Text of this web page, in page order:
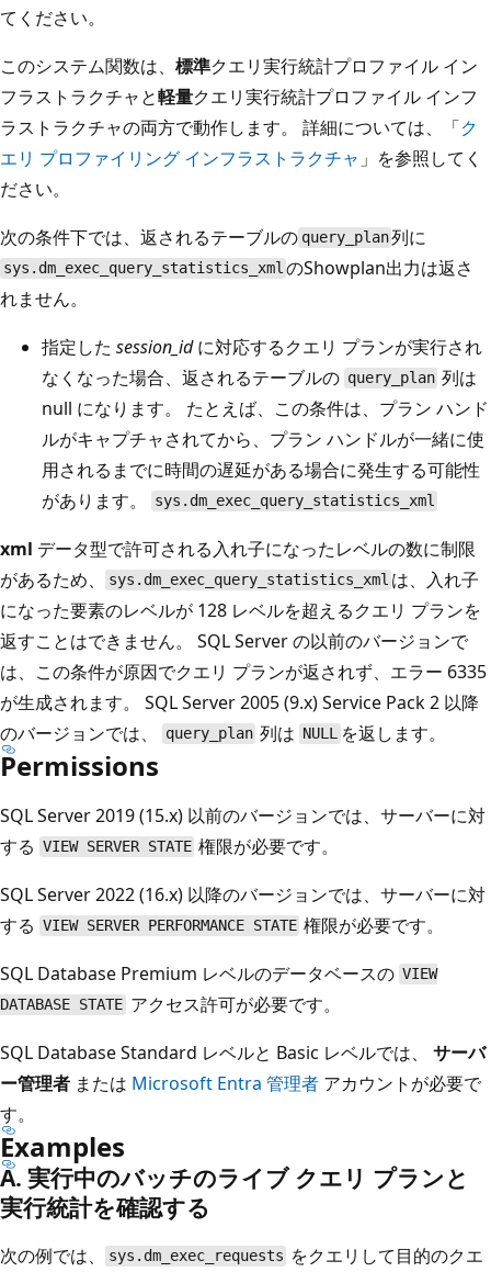
てください。
このシステム関数は、 標準クエリ実行統計プロファイル イン
フラストラクチャと軽量クエリ実行統計プロファイル インフ
ラストラクチャの両方で動作します。 詳細については、「ク
エリ プロファイリング インフラストラクチャ 」を参照してく
ださい。
次の条件下では、返されるテーブルの query_plan列に
sys.dm_exec_query_statistics_xml のShowplan出力は返さ
れません。
指定した session_idに対応するクエリ プランが実行され
なくなった場合、返されるテーブルの query_plan 列は
null になります。 たとえば、この条件は、プラン ハンド
ルがキャプチャされてから、プラン ハンドルが一緒に使
用されるまでに時間の遅延がある場合に発生する可能性
があります。
sys.dm_exec_query_statistics_xml
xml データ型で許可される入れ子になったレベルの数に制限
があるため、
sys.dm_exec_query_statistics_xml は、入れ子
になった要素のレベルが 128 レベルを超えるクエリ プランを
返すことはできません。 SQL Server の以前のバージョンで
は、この条件が原因でクエリ プランが返されず、エラー 6335
が生成されます。 SQL Server 2005 (9.x) Service Pack 2 以降
のバージョンでは、
query_plan 列は NULLを返します。
Permissions
SQL Server 2019 (15.x) 以前のバージョンでは、サーバーに対
する VIEW SERVER STATE 権限が必要です。
SQL Server 2022 (16.x) 以降のバージョンでは、サーバーに対
する VIEW SERVER PERFORMANCE STATE 権限が必要です。
SQL Database Premium レベルのデータベースの VIEW
DATABASE STATE アクセス許可が必要です。
SQL Database Standard レベルと Basic レベルでは、 サーバ
ー管理者 または Microsoft Entra 管理者 アカウントが必要で
す。
Examples
A. 実行中のバッチのライブ クエリ プランと
実行統計を確認する
次の例では、 sys.dm_exec_requests をクエリして目的のクエ